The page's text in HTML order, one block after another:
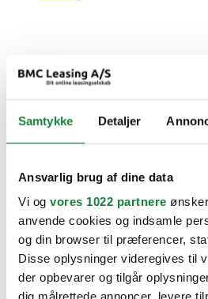
Samtykke Detaljer
Ansvarlig brug af dine data
Vi og vores 1022 partnere
anvende cookies og indsamle
og din browser til præferencer,
Disse oplysninger videregives til
der opbevarer og tilgår
dig målrettede annoncer, levere